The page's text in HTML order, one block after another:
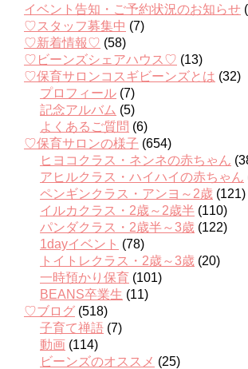
イベント告知・ご予約状況のお知らせ
♡スタッフ募集中 (7)
♡新着情報♡ (58)
♡ビーンズシェアハウス♡ (13)
♡保育サロンコスギビーンズとは (32)
プロフィール (7)
記念アルバム (5)
よくあるご質問 (6)
♡保育サロンの様子 (654)
ヒヨコクラス・ネンネの赤ちゃん
アヒルクラス・ハイハイの赤ちゃん
ペンギンクラス・アンヨ～2歳 (121)
イルカクラス・2歳～2歳半 (110)
パンダクラス・2歳半～3歳 (122)
1dayイベント (78)
トイトレクラス・2歳～3歳 (20)
一時預かり保育 (101)
BEANS卒業生 (11)
♡ブログ (518)
子育て禅語 (7)
動画 (114)
ビーンズのオススメ (25)